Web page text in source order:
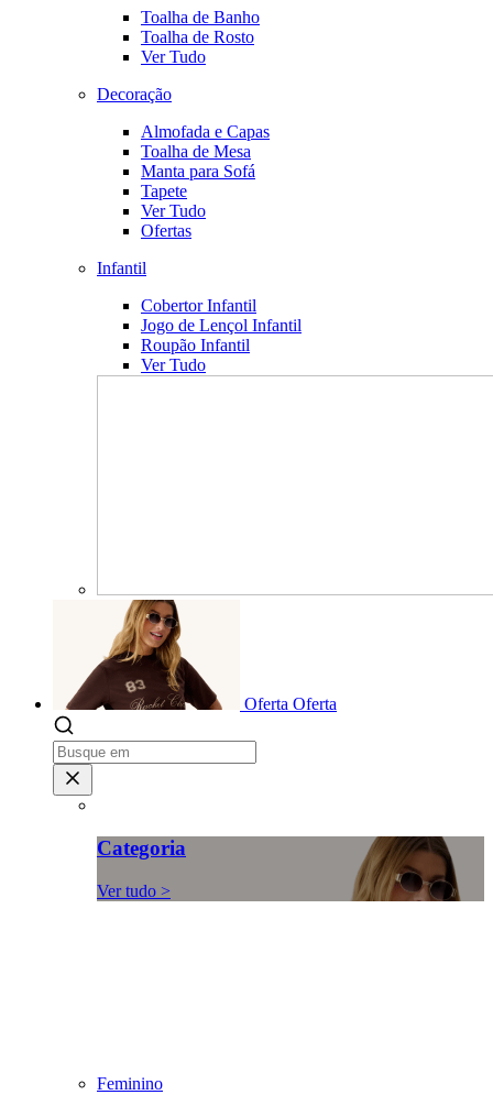
Toalha de Banho
Toalha de Rosto
Ver Tudo
Decoração
Almofada e Capas
Toalha de Mesa
Manta para Sofá
Tapete
Ver Tudo
Ofertas
Infantil
Cobertor Infantil
Jogo de Lençol Infantil
Roupão Infantil
Ver Tudo
Oferta Oferta
Categoria
Ver tudo >
Feminino